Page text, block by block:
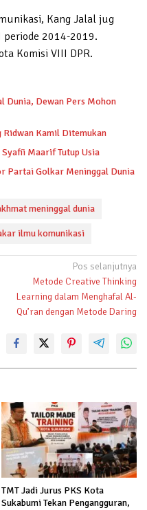
Kang Jalal jug
periode 2014-2019.
Komisi VIII DPR.
Dunia, Dewan Pers Mohon
Ridwan Kamil Ditemukan
Maarif Tutup Usia
Partai Golkar Meninggal Dunia
meninggal dunia
ilmu komunikasi
Pos selanjutnya
Metode Creative Thinking
Learning dalam Menghafal Al-
Qu’ran dengan Metode Daring
TMT Jadi Jurus PKS Kota
Sukabumi Tekan Pengangguran,